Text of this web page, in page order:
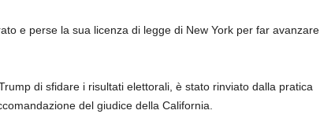
e perse la sua licenza di legge di New York per far avanzare
di sfidare i risultati elettorali, è stato rinviato dalla pratica
del giudice della California.